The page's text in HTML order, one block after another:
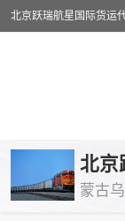
蒙古
乌兰巴托物流
乌兰巴托公路